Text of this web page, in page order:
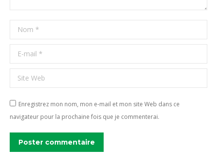
Nom *
E-mail *
Site Web
Enregistrez mon nom, mon e-mail et mon site Web dans ce
navigateur pour la prochaine fois que je commenterai.
Poster commentaire